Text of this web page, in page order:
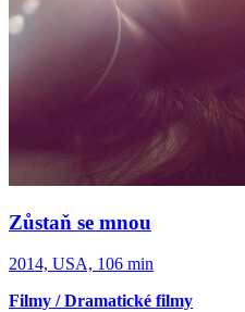
Zůstaň se mnou
2014, USA, 106 min
Filmy / Dramatické filmy